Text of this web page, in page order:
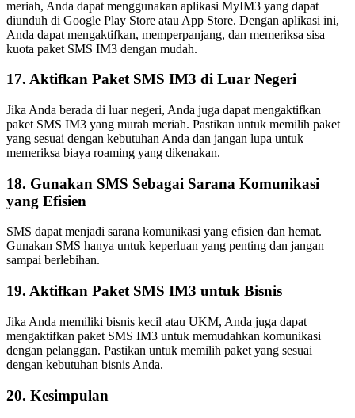
meriah, Anda dapat menggunakan aplikasi MyIM3 yang dapat
diunduh di Google Play Store atau App Store. Dengan aplikasi ini,
Anda dapat mengaktifkan, memperpanjang, dan memeriksa sisa
kuota paket SMS IM3 dengan mudah.
17. Aktifkan Paket SMS IM3 di Luar Negeri
Jika Anda berada di luar negeri, Anda juga dapat mengaktifkan
paket SMS IM3 yang murah meriah. Pastikan untuk memilih paket
yang sesuai dengan kebutuhan Anda dan jangan lupa untuk
memeriksa biaya roaming yang dikenakan.
18. Gunakan SMS Sebagai Sarana Komunikasi
yang Efisien
SMS dapat menjadi sarana komunikasi yang efisien dan hemat.
Gunakan SMS hanya untuk keperluan yang penting dan jangan
sampai berlebihan.
19. Aktifkan Paket SMS IM3 untuk Bisnis
Jika Anda memiliki bisnis kecil atau UKM, Anda juga dapat
mengaktifkan paket SMS IM3 untuk memudahkan komunikasi
dengan pelanggan. Pastikan untuk memilih paket yang sesuai
dengan kebutuhan bisnis Anda.
20. Kesimpulan